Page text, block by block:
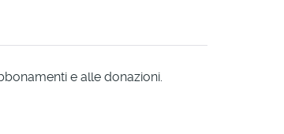
e alle donazioni.